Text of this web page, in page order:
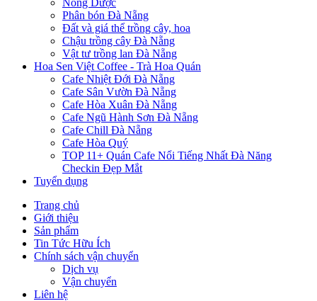
Nông Dược
Phân bón Đà Nẵng
Đất và giá thể trồng cây, hoa
Chậu trồng cây Đà Nẵng
Vật tư trồng lan Đà Nẵng
Hoa Sen Việt Coffee - Trà Hoa Quán
Cafe Nhiệt Đới Đà Nẵng
Cafe Sân Vườn Đà Nẵng
Cafe Hòa Xuân Đà Nẵng
Cafe Ngũ Hành Sơn Đà Nẵng
Cafe Chill Đà Nẵng
Cafe Hòa Quý
TOP 11+ Quán Cafe Nổi Tiếng Nhất Đà Năng
Checkin Đẹp Mắt
Tuyển dụng
Trang chủ
Giới thiệu
Sản phẩm
Tin Tức Hữu Ích
Chính sách vận chuyển
Dịch vụ
Vận chuyển
Liên hệ